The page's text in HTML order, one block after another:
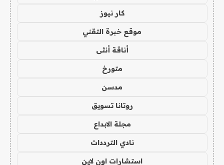
كار نيوز
موقع خبرة التقني
أناقة أنثى
متورخ
مدسن
روتانا تسويق
مجلة الابداع
نادي الترددات
استشارات اون لاين